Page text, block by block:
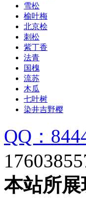
雪松
榆叶梅
北京桧
刺松
紫丁香
法青
国槐
流苏
木瓜
七叶树
染井吉野樱
QQ：
本站所